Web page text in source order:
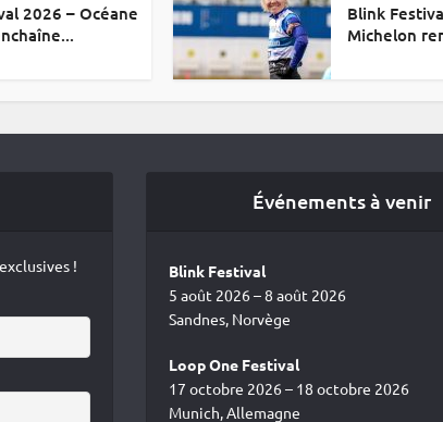
2026 – Océane
Blink
Michelon
!
Événements à venir
Blink Festival
5 août 2026 – 8 août 2026
Sandnes, Norvège
Loop One Festival
17 octobre 2026 – 18 octobre 2026
Munich, Allemagne